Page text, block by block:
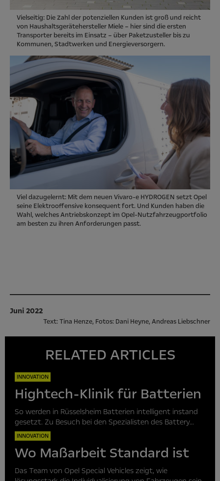
Vielseitig: Die Zahl der potenziellen Kunden ist groß und reicht
von Haushaltsgerätehersteller Miele – hier sind die ersten
Transporter bereits im Einsatz – über Paketzusteller bis zu
Kommunen, Stadtwerken und Energieversorgern.
Viel dazugelernt: Mit dem neuen Vivaro-e HYDROGEN setzt Opel
seine Elektrooffensive konsequent fort. Und Kunden haben die
Wahl, welches Antriebskonzept im Opel-Nutzfahrzeugportfolio
am besten zu ihren Anforderungen passt.
Juni 2022
Text: Tina Henze, Fotos: Dani Heyne, Andreas Liebschner
RELATED ARTICLES
INNOVATION
Hightech-Klinik für Batterien
So werden in Rüsselsheim Batterien intelligent instand
gesetzt. Zu Besuch bei den Spezialisten des Battery...
INNOVATION
Wo Maßarbeit Standard ist
Das Team von Opel Special Vehicles zeigt, wie